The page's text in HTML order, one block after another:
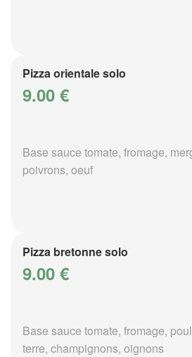
Pizza orientale solo
9.00 €
Base sauce tomate, fromage,
poivrons, oeuf
Pizza bretonne solo
9.00 €
Base sauce tomate, fromage,
terre, champignons, oignons